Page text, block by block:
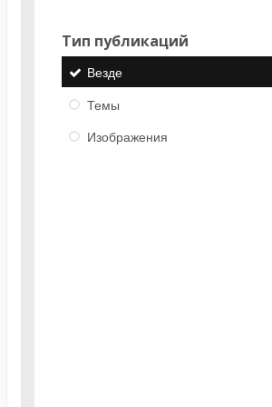
Тип публикаций
Везде
Темы
Изображения